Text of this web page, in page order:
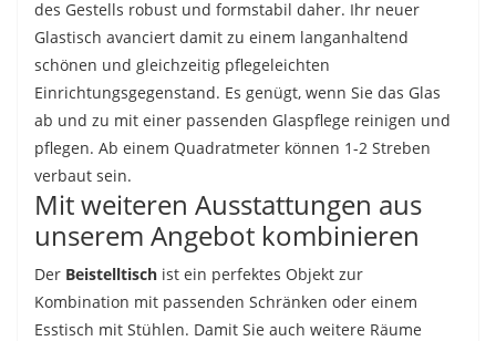
des Gestells robust und formstabil daher. Ihr neuer
Glastisch avanciert damit zu einem langanhaltend
schönen und gleichzeitig pflegeleichten
Einrichtungsgegenstand. Es genügt, wenn Sie das Glas
ab und zu mit einer passenden Glaspflege reinigen und
pflegen. Ab einem Quadratmeter können 1-2 Streben
verbaut sein.
Mit weiteren Ausstattungen aus
unserem Angebot kombinieren
Der Beistelltisch ist ein perfektes Objekt zur
Kombination mit passenden Schränken oder einem
Esstisch mit Stühlen. Damit Sie auch weitere Räume